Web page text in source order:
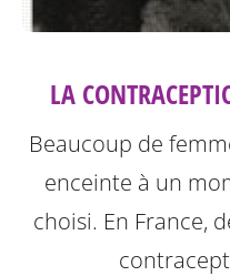
LA
Beaucoup de
enceinte à un
choisi. En France,